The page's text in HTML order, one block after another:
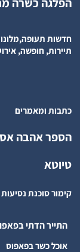
חדשות
תיירות, חופשה,
כתבות ומאמרים
הספר אהבה
טיוטא
קימור סוכנת נסיעות
התייר הדתי
אוכל כשר בפאפוס